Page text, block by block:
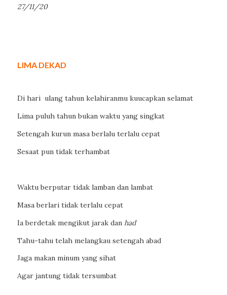
27/11/20
LIMA DEKAD
Di hari ulang tahun kelahiranmu kuucapkan selamat
Lima puluh tahun bukan waktu yang singkat
Setengah kurun masa berlalu terlalu cepat
Sesaat pun tidak terhambat
Waktu berputar tidak lamban dan lambat
Masa berlari tidak terlalu cepat
Ia berdetak mengikut jarak dan had
Tahu-tahu telah melangkau setengah abad
Jaga makan minum yang sihat
Agar jantung tidak tersumbat